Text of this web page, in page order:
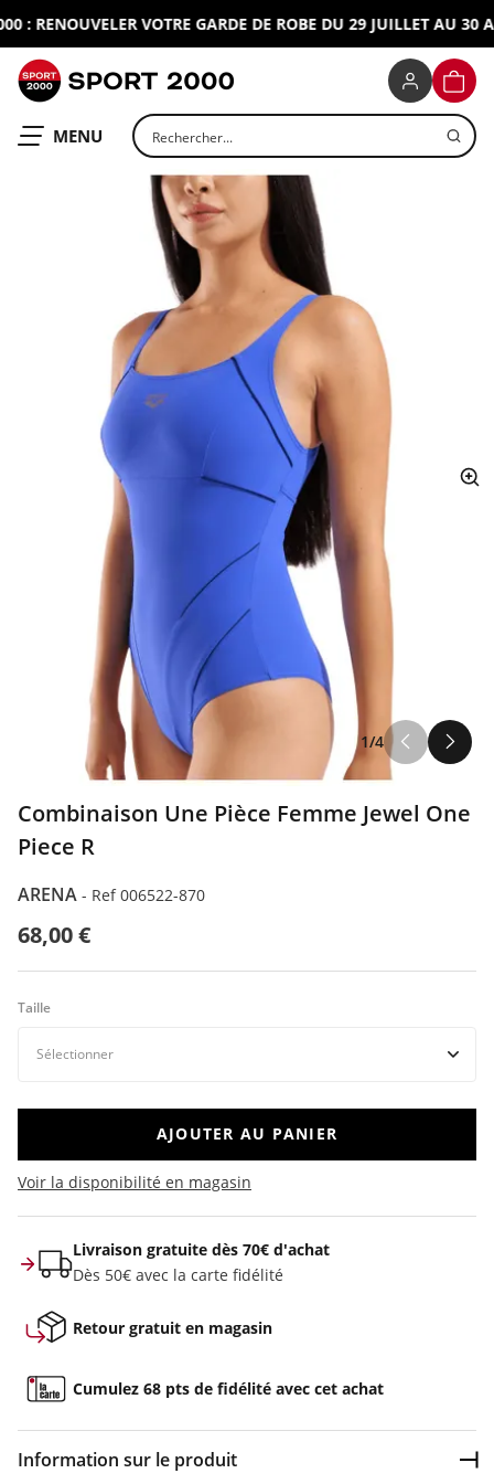
: RENOUVELER VOTRE GARDE DE ROBE DU 29 JUILLET AU 30
OUVRIR LE
MENU Rechercher un produit
1/4
Combinaison Une Pièce Femme Jewel One
Piece R
ARENA - Ref 006522-870
68,00 €
Taille
AJOUTER AU PANIER
Voir la disponibilité en magasin
Livraison gratuite dès 70€ d'achat
Dès 50€ avec la carte fidélité
Retour gratuit en magasin
Cumulez 68 pts de fidélité avec cet achat
Information sur le produit